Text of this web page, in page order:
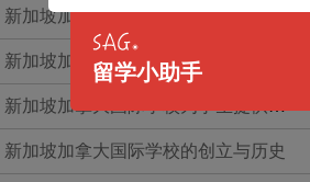
新加坡加拿大国际学校为学生提供全方位的学习体验
新加坡加拿大国际学校的创立与历史
留学小助手